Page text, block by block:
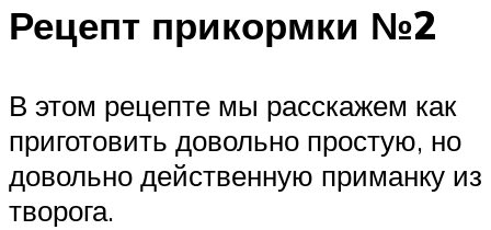
Рецепт прикормки №2
В этом рецепте мы расскажем как
приготовить довольно простую, но
довольно действенную приманку из
творога.